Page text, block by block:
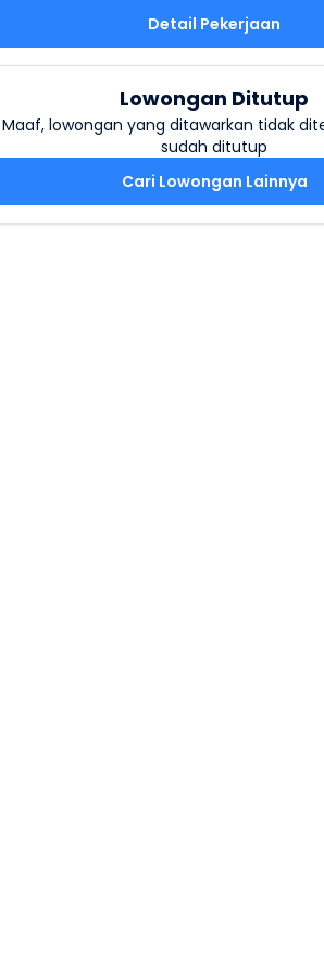
Detail Pekerjaan
Lowongan Ditutup
Maaf, lowongan yang ditawarkan tidak
sudah ditutup
Cari Lowongan Lainnya